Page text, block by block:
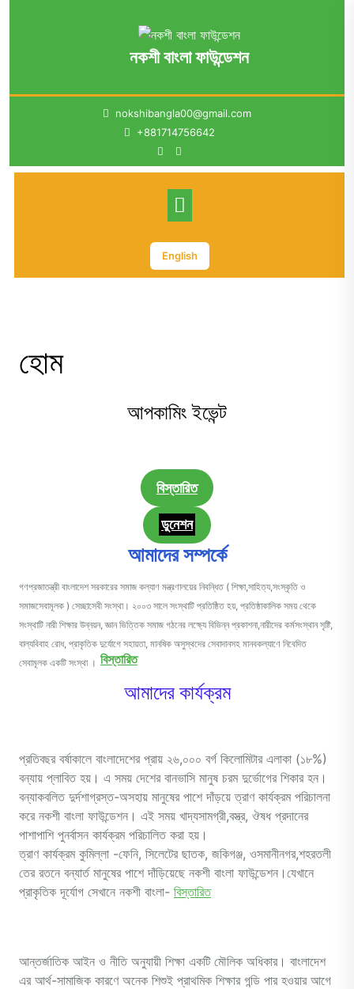
নকশী বাংলা ফাউন্ডেশন
nokshibangla00@gmail.com
+881714756642
English
হোম
আপকামিং ইভেন্ট
বিস্তারিত
ডুনেশন
আমাদের সম্পর্কে
গণপ্রজাতন্ত্রী বাংলাদেশ সরকারের সমাজ কল্যাণ মন্ত্রণালয়ের নিবন্ধিত ( শিক্ষা,সাহিত্য,সংস্কৃতি ও
সমাজসেবামূলক ) সেচ্ছাসেবী সংস্থা। ২০০৩ সালে সংস্থাটি প্রতিষ্ঠিত হয়, প্রতিষ্ঠাকালিক সময় থেকে
সংস্থাটি নারী শিক্ষার উন্নয়ন, জ্ঞান ভিত্তিক সমাজ গঠনের লক্ষ্যে বিভিন্ন প্রকাশনা,নারীদের কর্মসংস্থান সৃষ্টি,
বাল্যবিবাহ রোধ, প্রাকৃতিক দুর্যোগে সহায়তা, মানষিক অসুস্থদের সেবাদানসহ মানবকল্যাণে নিবেদিত
সেবামূলক একটি সংস্থা । বিস্তারিত
আমাদের কার্যক্রম
প্রতিবছর বর্ষাকালে বাংলাদেশের প্রায় ২৬,০০০ বর্গ কিলোমিটার এলাকা (১৮%)
বন্যায় প্লাবিত হয়। এ সময় দেশের বানভাসি মানুষ চরম দুর্ভোগের শিকার হন।
বন্যাকবলিত দুর্দশাগ্রস্ত-অসহায় মানুষের পাশে দাঁড়য়ে ত্রাণ কার্যক্রম পরিচালনা
করে নকশী বাংলা ফাউন্ডেশন। এই সময় খাদ্যসামগ্রী,বস্ত্র, ঔষধ প্রদানের
পাশাপাশি পুনর্বাসন কার্যক্রম পরিচালিত করা হয়।
ত্রাণ কার্যক্রম কুমিল্লা -ফেনি, সিলেটের ছাতক, জকিগঞ্জ, ওসমানীনগর,শহরতলী
তের রতনে বন্যার্ত মানুষের পাশে দাঁড়িয়েছে নকশী বাংলা ফাউন্ডেশন।যেখানে
প্রাকৃতিক দূর্যোগ সেখানে নকশী বাংলা- বিস্তারিত
আন্তর্জাতিক আইন ও নীতি অনুযায়ী শিক্ষা একটি মৌলিক অধিকার। বাংলাদেশ
এর আর্থ-সামাজিক কারণে অনেক শিশুই প্রাথমিক শিক্ষার গন্ডি পার হওয়ার আগে